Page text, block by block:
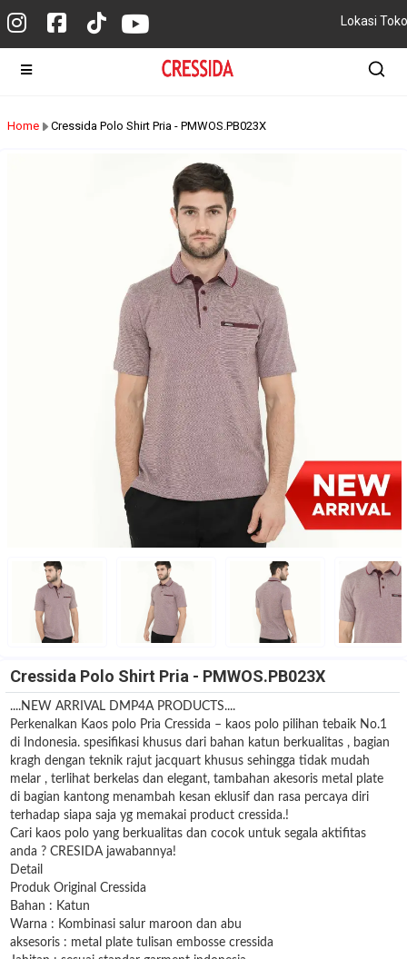
Lokasi Toko
Home Cressida Polo Shirt Pria - PMWOS.PB023X
Cressida Polo Shirt Pria - PMWOS.PB023X
....NEW ARRIVAL DMP4A PRODUCTS....
Perkenalkan Kaos polo Pria Cressida – kaos polo pilihan tebaik No.1
di Indonesia. spesifikasi khusus dari bahan katun berkualitas , bagian
kragh dengan teknik rajut jacquart khusus sehingga tidak mudah
melar , terlihat berkelas dan elegant, tambahan akesoris metal plate
di bagian kantong menambah kesan eklusif dan rasa percaya diri
terhadap siapa saja yg memakai product cressida.!
Cari kaos polo yang berkualitas dan cocok untuk segala aktifitas
anda ? CRESIDA jawabannya!
Detail
Produk Original Cressida
Bahan : Katun
Warna : Kombinasi salur maroon dan abu
aksesoris : metal plate tulisan embosse cressida